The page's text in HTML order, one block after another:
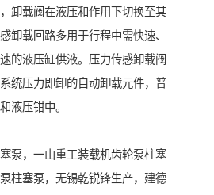
卸载阀在液压和作用下切换至其
卸载回路多用于行程中需快速、
的液压缸供液。压力传感卸载阀
统压力即卸的自动卸载元件，普
液压钳中。
泵，一山重工装载机齿轮泵柱塞
柱塞泵，无锡乾锐锋生产，建德